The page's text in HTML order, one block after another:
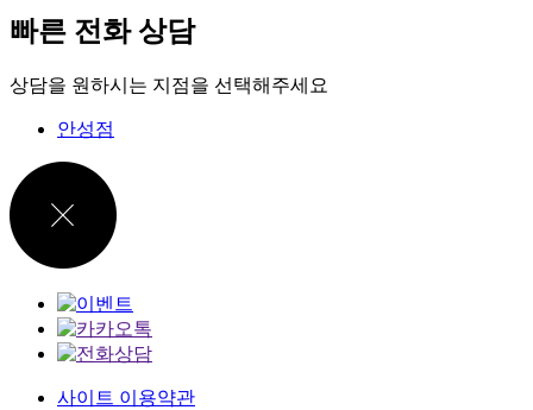
빠른 전화 상담
상담을 원하시는 지점을 선택해주세요
안성점
사이트 이용약관